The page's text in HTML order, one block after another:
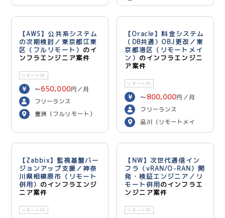
【AWS】公共系システム
の次期検討／東京都江東
区（フルリモート） のイ
ンフラエンジニア案件
リモートOK
〜650,000円／月
フリーランス
豊洲（フルリモート）
【Oracle】料金システム
（DB共通）OBJ更改／東
京都港区（リモートメイ
ン） のインフラエンジニ
ア案件
リモートOK
〜 800,000円／月
フリーランス
品川（リモートメイ
ン）
【Zabbix】監視基盤バー
ジョンアップ支援／神奈
川県相模原市（リモート
併用） のインフラエンジ
ニア案件
リモートOK
【NW】次世代通信イン
フラ（vRAN/O-RAN）開
発・検証エンジニア／リ
モート併用のインフラエ
ンジニア案件
リモートOK